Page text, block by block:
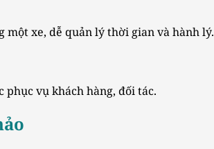
một xe, dễ quản lý thời gian và hành lý.
vụ khách hàng, đối tác.